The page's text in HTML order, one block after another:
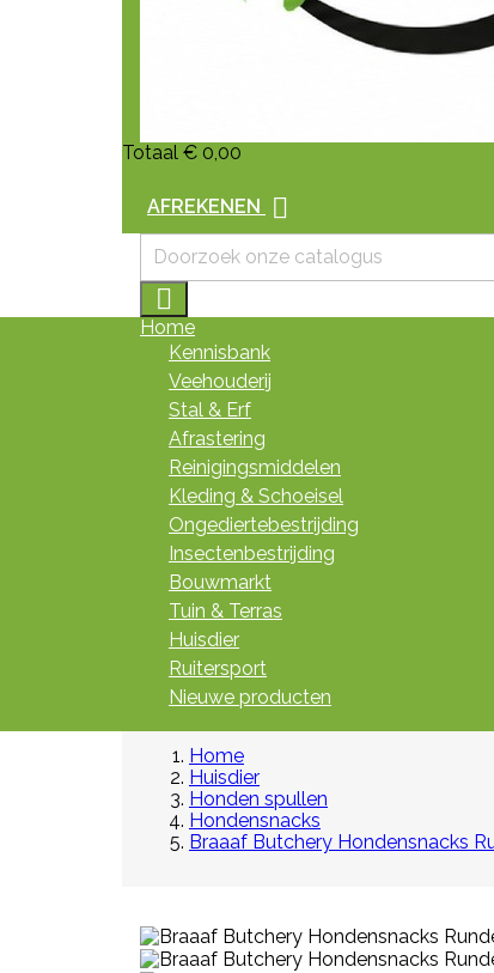
Totaal € 0,00
AFREKENEN 

Home
Kennisbank
Veehouderij
Stal & Erf
Afrastering
Reinigingsmiddelen
Kleding & Schoeisel
Ongediertebestrijding
Insectenbestrijding
Bouwmarkt
Tuin & Terras
Huisdier
Ruitersport
Nieuwe producten
Home
Huisdier
Honden spullen
Hondensnacks
Braaaf Butchery Hondensnacks